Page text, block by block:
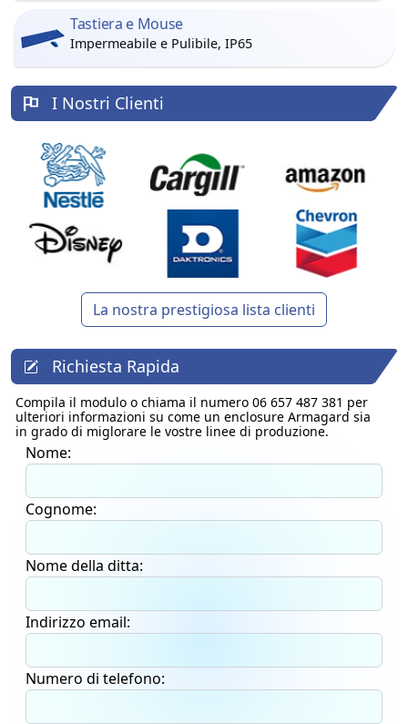
Tastiera e Mouse
Impermeabile e Pulibile, IP65
I Nostri Clienti
La nostra prestigiosa lista clienti
Richiesta Rapida
Compila il modulo o chiama il numero 06 657 487 381 per
ulteriori informazioni su come un enclosure Armagard sia
in grado di miglorare le vostre linee di produzione.
Nome:
Cognome:
Nome della ditta:
Indirizzo email:
Numero di telefono: